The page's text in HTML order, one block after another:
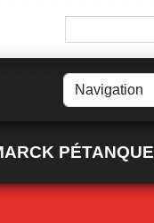
PÉTANQUE
cookies